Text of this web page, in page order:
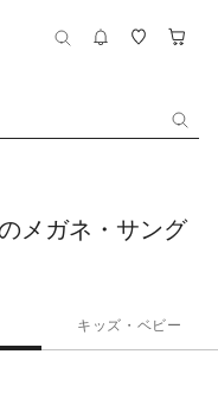
メガネ・サング
キッズ・ベビー